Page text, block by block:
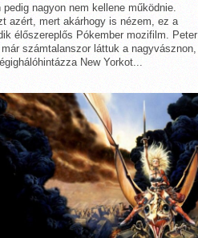
pedig nagyon nem kellene működnie.
azért, mert akárhogy is nézem, ez a
élőszereplős Pókember mozifilm. Peter
számtalanszor láttuk a nagyvásznon,
New Yorkot...